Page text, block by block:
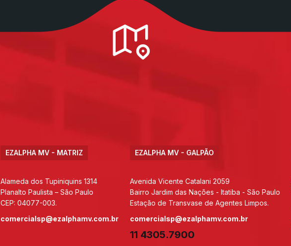
EZALPHA MV - MATRIZ
Alameda dos Tupiniquins 1314
Planalto Paulista – São Paulo
CEP: 04077-003.
comercialsp@ezalphamv.com.br
EZALPHA MV - GALPÃO
Avenida Vicente Catalani 2059
Bairro Jardim das Nações - Itatiba - São Paulo
Estação de Transvase de Agentes Limpos.
comercialsp@ezalphamv.com.br
11 4305.7900